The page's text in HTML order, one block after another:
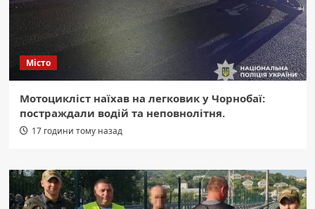
Місто
Мотоцикліст наїхав на легковик у Чорнобаї:
постраждали водій та неповнолітня.
17 години тому назад